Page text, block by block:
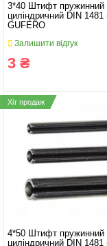
3*40 Штифт пружинний
циліндричний DIN 1481
GUFERO
Залишити відгук
3 ₴
Хіт продаж
4*50 Штифт пружинний
циліндричний DIN 1481